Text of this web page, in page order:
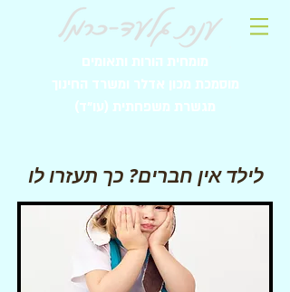
מומחית הורות ותאומים
מוסמכת מכון אדלר ומשרד החינוך
מגשרת משפחתית (עו"ד)
לילד אין חברים? כך תעזרו לו